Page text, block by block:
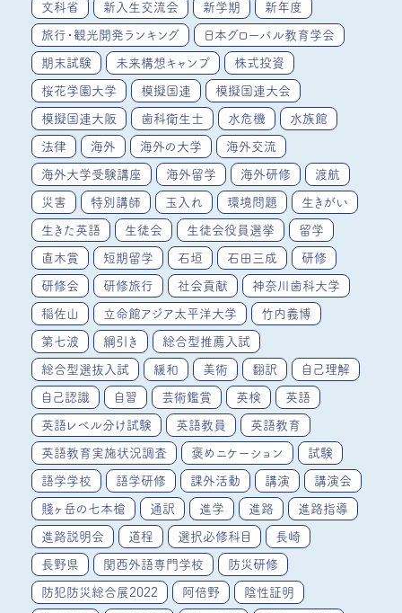
文科省 新入生交流会 新学期 新年度
旅行・観光開発ランキング 日本グローバル教育学会
期末試験 未来構想キャンプ 株式投資
桜花学園大学 模擬国連 模擬国連大会
模擬国連大阪 歯科衛生士 水危機 水族館
法律 海外 海外の大学 海外交流
海外大学受験講座 海外留学 海外研修 渡航
災害 特別講師 玉入れ 環境問題 生きがい
生きた英語 生徒会 生徒会役員選挙 留学
直木賞 短期留学 石垣 石田三成 研修
研修会 研修旅行 社会貢献 神奈川歯科大学
稲佐山 立命館アジア太平洋大学 竹内義博
第七波 綱引き 総合型推薦入試
総合型選抜入試 緩和 美術 翻訳 自己理解
自己認識 自習 芸術鑑賞 英検 英語
英語レベル分け試験 英語教員 英語教育
英語教育実施状況調査 褒めニケーション 試験
語学学校 語学研修 課外活動 講演 講演会
賤ヶ岳の七本槍 通訳 進学 進路 進路指導
進路説明会 道程 選択必修科目 長崎
長野県 関西外語専門学校 防災研修
防犯防災総合展2022 阿倍野 陰性証明